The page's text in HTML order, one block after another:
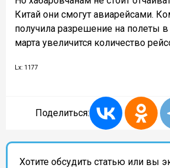
Китай они смогут авиарейсами.
получила разрешение на полеты в
марта увеличится количество
Lx: 1177
Поделиться:
Хотите обсудить статью или вы